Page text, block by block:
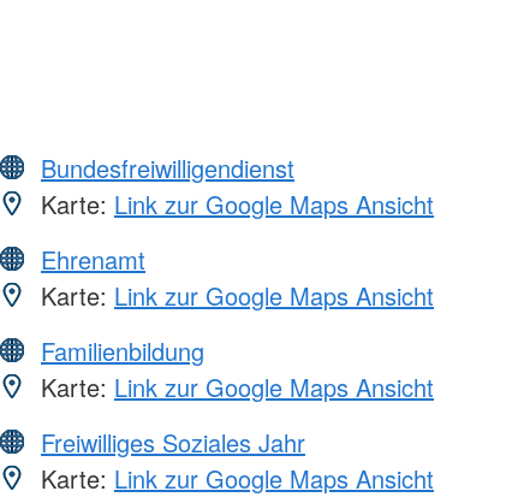
Bundesfreiwilligendienst
Karte: Link zur Google Maps Ansicht
Ehrenamt
Karte: Link zur Google Maps Ansicht
Familienbildung
Karte: Link zur Google Maps Ansicht
Freiwilliges Soziales Jahr
Karte: Link zur Google Maps Ansicht